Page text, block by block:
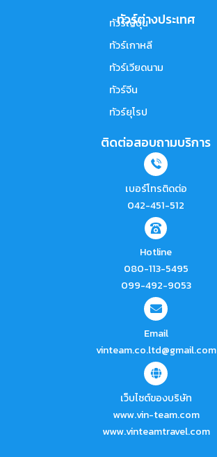
ทัวร์ต่างประเทศ
ทัวร์ญี่ปุ่น
ทัวร์เกาหลี
ทัวร์เวียดนาม
ทัวร์จีน
ทัวร์ยุโรป
ติดต่อสอบถามบริการ
เบอร์โทรติดต่อ
042-451-512
Hotline
080-113-5495
099-492-9053
Email
vinteam.co.ltd@gmail.com
เว็บไซต์ของบริษัท
www.vin-team.com
www.vinteamtravel.com